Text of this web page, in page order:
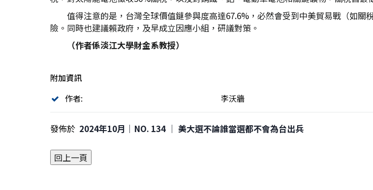
值得注意的是，台灣全球價值鏈參與度高達67.6%，必然會受到中美貿易戰（如
險。同時也建議賴政府，及早成立因應小組，研議對策。
（作者係淡江大學財金系教授）
附加資訊
作者:
李沃牆
發佈於 2024年10月｜NO. 134 │ 美大選不論誰當選都不會為台出兵